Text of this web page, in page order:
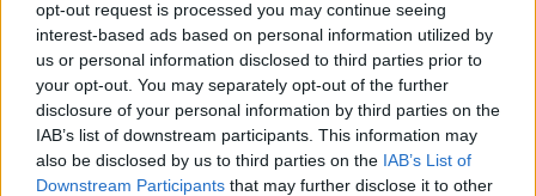
opt-out request is processed you may continue seeing
interest-based ads based on personal information utilized by
us or personal information disclosed to third parties prior to
your opt-out. You may separately opt-out of the further
disclosure of your personal information by third parties on the
IAB’s list of downstream participants. This information may
also be disclosed by us to third parties on the IAB’s List of
Downstream Participants that may further disclose it to other
staff